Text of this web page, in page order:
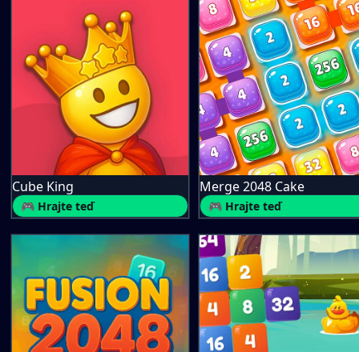
Cube King
🎮 Hrajte teď
Merge 2048 Cake
🎮 Hrajte teď